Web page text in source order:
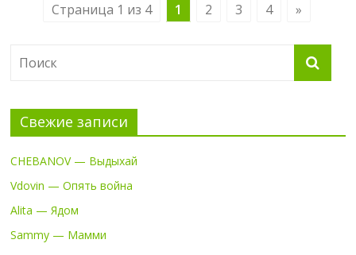
Страница 1 из 4 1 2 3 4 »
Свежие записи
CHEBANOV — Выдыхай
Vdovin — Опять война
Alita — Ядом
Sammy — Мамми